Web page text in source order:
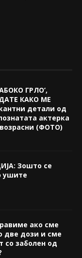
ГРЛО’,
КАКО МЕ
детали од
актерка
(ФОТО)
Зошто се
ушите
ако сме
две дози и сме
со заболен од